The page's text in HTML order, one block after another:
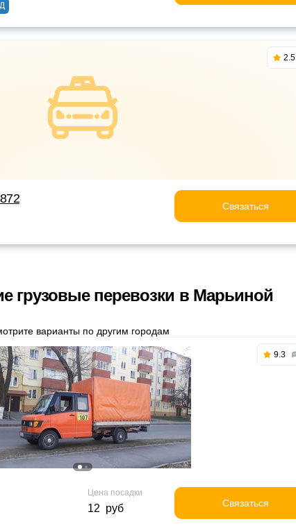
2.5
Связаться
грузовые перевозки в Марьиной
варианты по другим городам
9.3
Цена посадки
12 руб Связаться